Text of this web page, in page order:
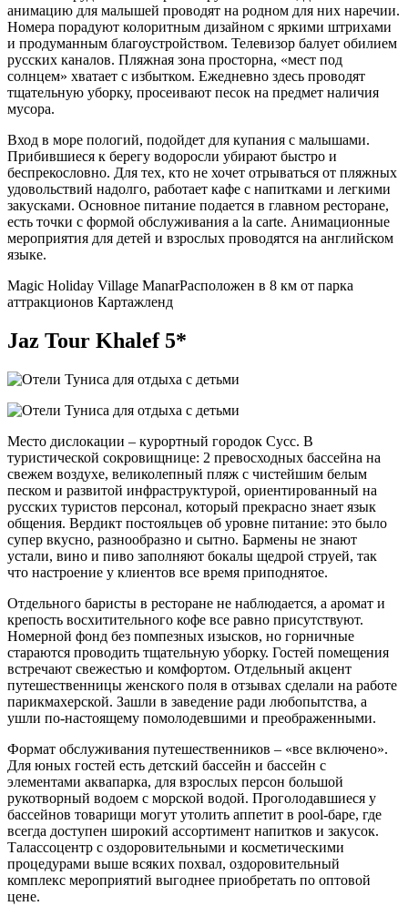
анимацию для малышей проводят на родном для них наречии.
Номера порадуют колоритным дизайном с яркими штрихами
и продуманным благоустройством. Телевизор балует обилием
русских каналов. Пляжная зона просторна, «мест под
солнцем» хватает с избытком. Ежедневно здесь проводят
тщательную уборку, просеивают песок на предмет наличия
мусора.
Вход в море пологий, подойдет для купания с малышами.
Прибившиеся к берегу водоросли убирают быстро и
беспрекословно. Для тех, кто не хочет отрываться от пляжных
удовольствий надолго, работает кафе с напитками и легкими
закусками. Основное питание подается в главном ресторане,
есть точки с формой обслуживания a la carte. Анимационные
мероприятия для детей и взрослых проводятся на английском
языке.
Magic Holiday Village ManarРасположен в 8 км от парка
аттракционов Картажленд
Jaz Tour Khalef 5*
Место дислокации – курортный городок Сусс. В
туристической сокровищнице: 2 превосходных бассейна на
свежем воздухе, великолепный пляж с чистейшим белым
песком и развитой инфраструктурой, ориентированный на
русских туристов персонал, который прекрасно знает язык
общения. Вердикт постояльцев об уровне питание: это было
супер вкусно, разнообразно и сытно. Бармены не знают
устали, вино и пиво заполняют бокалы щедрой струей, так
что настроение у клиентов все время приподнятое.
Отдельного баристы в ресторане не наблюдается, а аромат и
крепость восхитительного кофе все равно присутствуют.
Номерной фонд без помпезных изысков, но горничные
стараются проводить тщательную уборку. Гостей помещения
встречают свежестью и комфортом. Отдельный акцент
путешественницы женского поля в отзывах сделали на работе
парикмахерской. Зашли в заведение ради любопытства, а
ушли по-настоящему помолодевшими и преображенными.
Формат обслуживания путешественников – «все включено».
Для юных гостей есть детский бассейн и бассейн с
элементами аквапарка, для взрослых персон большой
рукотворный водоем с морской водой. Проголодавшиеся у
бассейнов товарищи могут утолить аппетит в pool-баре, где
всегда доступен широкий ассортимент напитков и закусок.
Талассоцентр с оздоровительными и косметическими
процедурами выше всяких похвал, оздоровительный
комплекс мероприятий выгоднее приобретать по оптовой
цене.